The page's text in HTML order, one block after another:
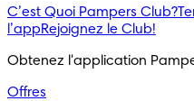
C’est Quoi Pampers Club?
l’appRejoignez le Club!
Obtenez l'application
Offres